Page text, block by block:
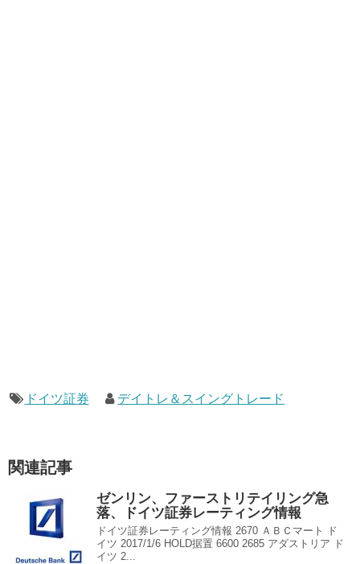
ドイツ証券 デイトレ＆スイングトレード
関連記事
ゼンリン、ファーストリテイリング急
落、ドイツ証券レーティング情報
ドイツ証券レーティング情報 2670 ＡＢＣマート ド
イツ 2017/1/6 HOLD据置 6600 2685 アダストリア ド
イツ 2...